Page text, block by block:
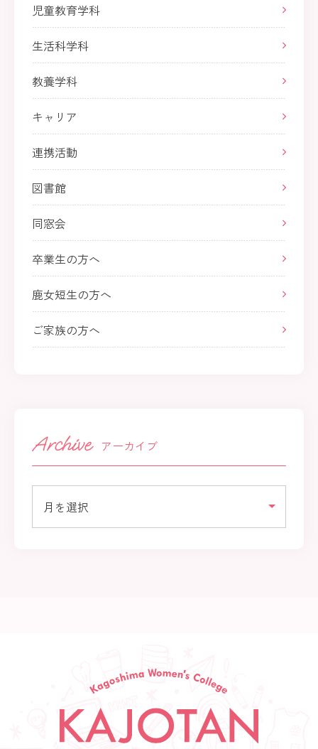
児童教育学科
生活科学科
教養学科
キャリア
連携活動
図書館
同窓会
卒業生の方へ
鹿女短生の方へ
ご家族の方へ
アーカイブ